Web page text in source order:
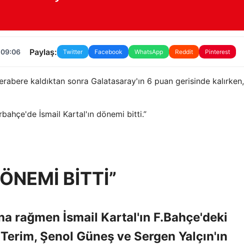
Paylaş: Twitter Facebook WhatsApp Reddit Pinterest
kaldıktan sonra Galatasaray'ın 6 puan gerisinde kalırken,
İsmail Kartal'ın dönemi bitti.”
BİTTİ”
rağmen İsmail Kartal'ın F.Bahçe'deki
Şenol Güneş ve Sergen Yalçın'ın